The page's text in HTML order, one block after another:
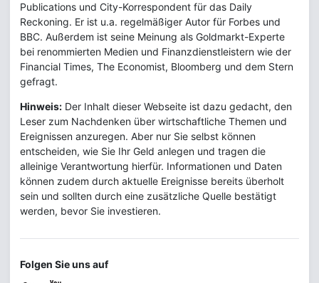
Publications und City-Korrespondent für das Daily
Reckoning. Er ist u.a. regelmäßiger Autor für Forbes und
BBC. Außerdem ist seine Meinung als Goldmarkt-Experte
bei renommierten Medien und Finanzdienstleistern wie der
Financial Times, The Economist, Bloomberg und dem Stern
gefragt.
Hinweis: Der Inhalt dieser Webseite ist dazu gedacht, den
Leser zum Nachdenken über wirtschaftliche Themen und
Ereignissen anzuregen. Aber nur Sie selbst können
entscheiden, wie Sie Ihr Geld anlegen und tragen die
alleinige Verantwortung hierfür. Informationen und Daten
können zudem durch aktuelle Ereignisse bereits überholt
sein und sollten durch eine zusätzliche Quelle bestätigt
werden, bevor Sie investieren.
Folgen Sie uns auf